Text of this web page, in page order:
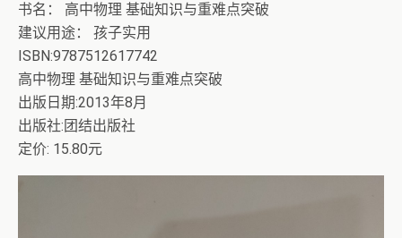
书名： 高中物理 基础知识与重难点突破
建议用途： 孩子实用
ISBN:9787512617742
高中物理 基础知识与重难点突破
出版日期:2013年8月
出版社:团结出版社
定价: 15.80元